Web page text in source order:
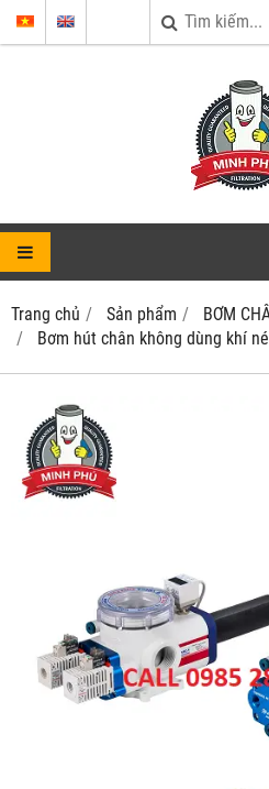
Trang chủ Sản phẩm
BƠM
Bơm hút chân không dùng khí